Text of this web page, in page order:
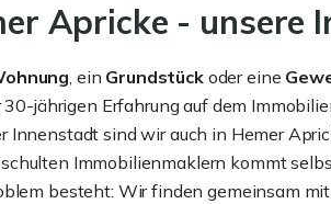
Apricke - unsere
, ein Grundstück oder eine
30-jährigen Erfahrung auf dem
Innenstadt sind wir auch in Hemer
Immobilienmaklern kommt
besteht: Wir finden gemeinsam